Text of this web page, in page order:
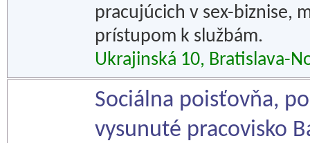
pracujúcich v sex-biznise,
prístupom k službám.
Ukrajinská 10, Bratislava-
Sociálna poisťovňa,
vysunuté pracovisko